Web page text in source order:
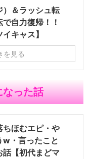
）＆ラッシュ転
自力復帰！！
キャス】
を見る
なった話
ちほむエピ・や
w・言ったこと
【初代まどマ